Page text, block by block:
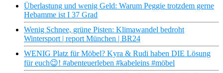
Überlastung und wenig Geld: Warum Peggie trotzdem gerne
Hebamme ist I 37 Grad
Wenig Schnee, grüne Pisten: Klimawandel bedroht
Wintersport | report München | BR24
WENIG Platz für Möbel? Kyra & Rudi haben DIE Lösung
für euch😉! #abenteuerleben #kabeleins #möbel